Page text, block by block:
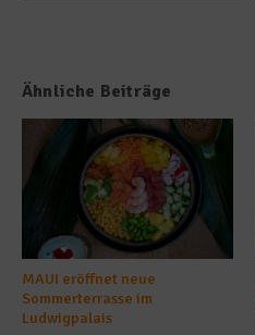
Ähnliche Beiträge
MAUI eröffnet neue
Sommerterrasse im
Ludwigpalais